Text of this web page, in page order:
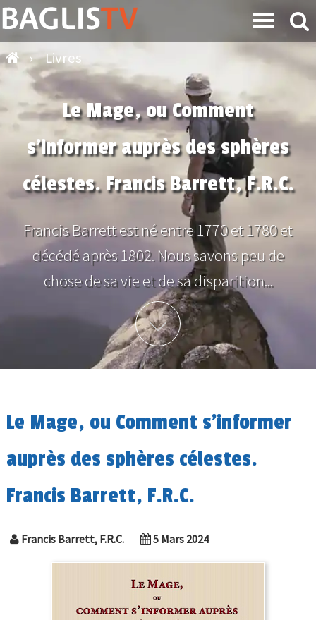
› Livres
Le Mage, ou Comment
s’informer auprès des sphères
célestes. Francis Barrett, F.R.C.
Francis Barrett est né entre 1770 et 1780 et
décédé après 1802. Nous savons peu de
chose de sa vie et de sa disparition...
Plus d'info
Le Mage, ou Comment s’informer
auprès des sphères célestes.
Francis Barrett, F.R.C.
Francis Barrett, F.R.C. 5 Mars 2024